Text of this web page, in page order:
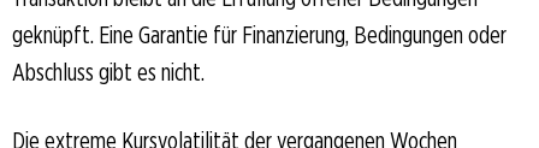
geknüpft. Eine Garantie für Finanzierung, Bedingungen oder
Abschluss gibt es nicht.
Die extreme Kursvolatilität der vergangenen Wochen